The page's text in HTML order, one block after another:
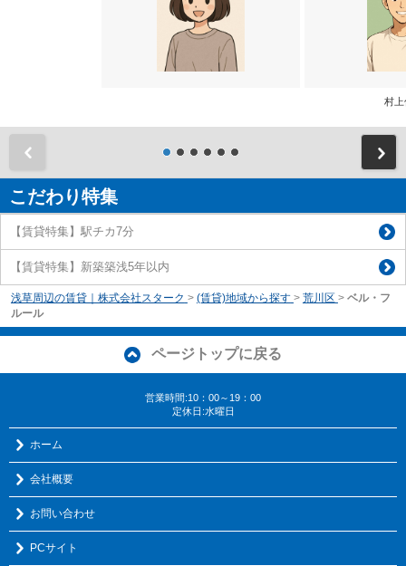
村上
こだわり特集
【賃貸特集】駅チカ7分
【賃貸特集】新築築浅5年以内
浅草周辺の賃貸｜株式会社スターク > (賃貸)地域から探す > 荒川区 > ベル・フ
ルール
ページトップに戻る
営業時間:10：00～19：00
定休日:水曜日
ホーム
会社概要
お問い合わせ
PCサイト